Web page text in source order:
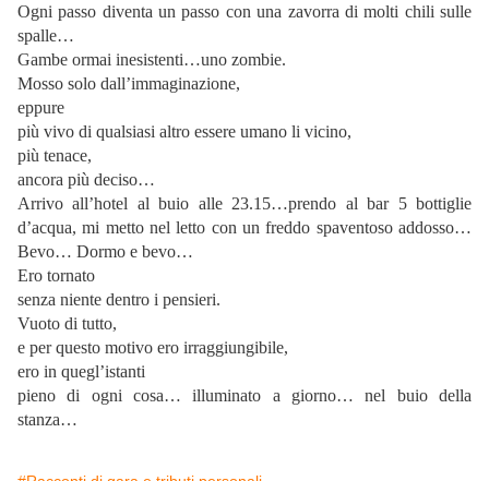
Ogni passo diventa un passo con una zavorra di molti chili sulle
spalle…
Gambe ormai inesistenti…uno zombie.
Mosso solo dall’immaginazione,
eppure
più vivo di qualsiasi altro essere umano li vicino,
più tenace,
ancora più deciso…
Arrivo all’hotel al buio alle 23.15…prendo al bar 5 bottiglie
d’acqua, mi metto nel letto con un freddo spaventoso addosso…
Bevo… Dormo e bevo…
Ero tornato
senza niente dentro i pensieri.
Vuoto di tutto,
e per questo motivo ero irraggiungibile,
ero in quegl’istanti
pieno di ogni cosa… illuminato a giorno… nel buio della
stanza…